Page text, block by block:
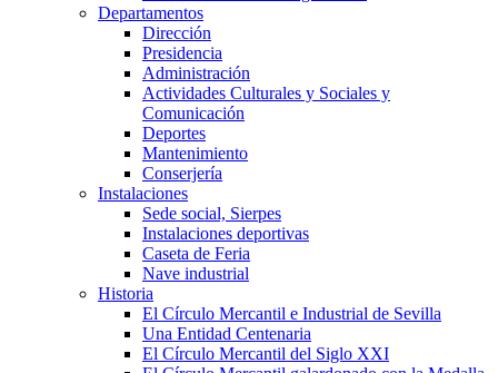
Departamentos
Dirección
Presidencia
Administración
Actividades Culturales y Sociales y
Comunicación
Deportes
Mantenimiento
Conserjería
Instalaciones
Sede social, Sierpes
Instalaciones deportivas
Caseta de Feria
Nave industrial
Historia
El Círculo Mercantil e Industrial de Sevilla
Una Entidad Centenaria
El Círculo Mercantil del Siglo XXI